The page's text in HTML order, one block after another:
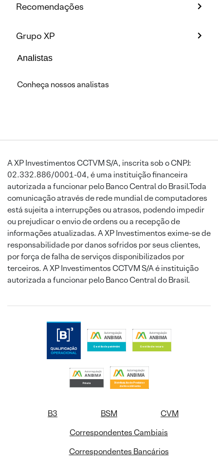
Recomendações
Grupo XP
Analistas
Conheça nossos analistas
A XP Investimentos CCTVM S/A, inscrita sob o CNPJ:
02.332.886/0001-04, é uma instituição financeira
autorizada a funcionar pelo Banco Central do Brasil.Toda
comunicação através de rede mundial de computadores
está sujeita a interrupções ou atrasos, podendo impedir
ou prejudicar o envio de ordens ou a recepção de
informações atualizadas. A XP Investimentos exime-se de
responsabilidade por danos sofridos por seus clientes,
por força de falha de serviços disponibilizados por
terceiros. A XP Investimentos CCTVM S/A é instituição
autorizada a funcionar pelo Banco Central do Brasil.
B3 BSM
CVM
Correspondentes Cambiais
Correspondentes Bancários